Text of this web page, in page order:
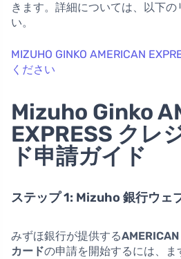
きます。詳細については、以下の
い。
MIZUHO GINKO AMERICAN
ください
Mizuho Ginko
EXPRESS クレ
ド申請ガイド
ステップ 1: Mizuho 銀行ウェ
みずほ銀行が提供する
カードの申請を開始するには、ま